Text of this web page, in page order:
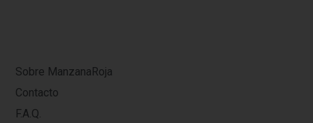
Sobre ManzanaRoja
Contacto
F.A.Q.